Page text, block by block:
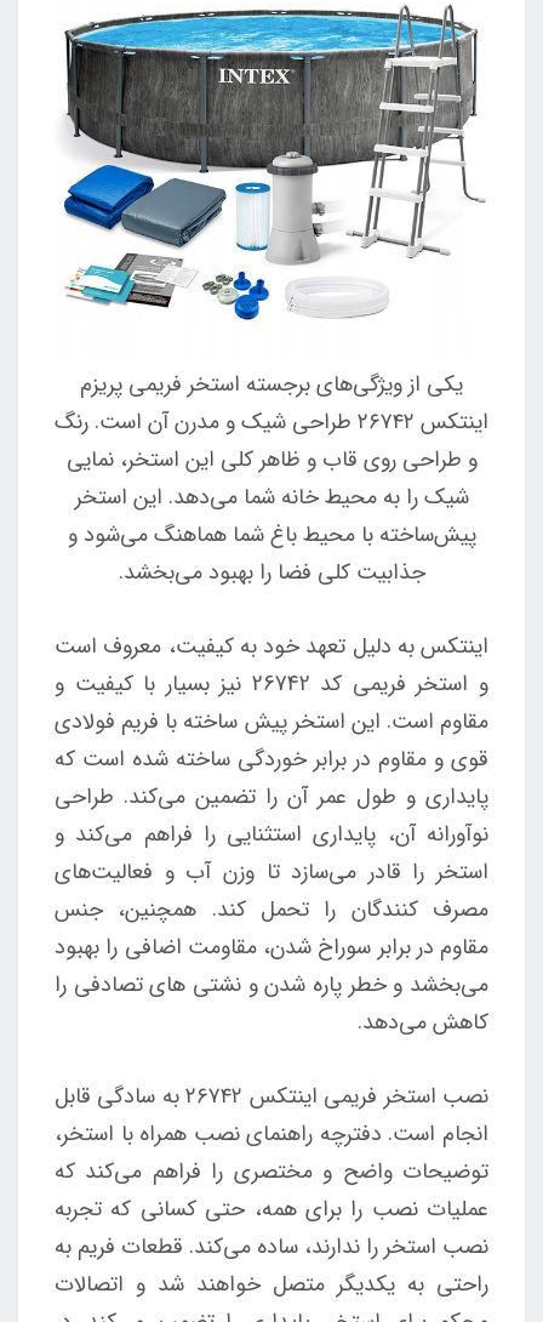
یکی از ویژگی‌های برجسته استخر فریمی پریزم
اینتکس ۲۶۷۴۲ طراحی شیک و مدرن آن است. رنگ
و طراحی روی قاب و ظاهر کلی این استخر، نمایی
شیک را به محیط خانه شما می‌دهد. این استخر
پیش‌ساخته با محیط باغ شما هماهنگ می‌شود و
جذابیت کلی فضا را بهبود می‌بخشد.
اینتکس به دلیل تعهد خود به کیفیت، معروف است
و استخر فریمی کد 26742 نیز بسیار با کیفیت و
مقاوم است. این استخر پیش ساخته با فریم فولادی
قوی و مقاوم در برابر خوردگی ساخته شده است که
پایداری و طول عمر آن را تضمین می‌کند. طراحی
نوآورانه آن، پایداری استثنایی را فراهم می‌کند و
استخر را قادر می‌سازد تا وزن آب و فعالیت‌های
مصرف کنندگان را تحمل کند. همچنین، جنس
مقاوم در برابر سوراخ شدن، مقاومت اضافی را بهبود
می‌بخشد و خطر پاره شدن و نشتی های تصادفی را
کاهش می‌دهد.
نصب استخر فریمی اینتکس ۲۶۷۴۲ به سادگی قابل
انجام است. دفترچه راهنمای نصب همراه با استخر،
توضیحات واضح و مختصری را فراهم می‌کند که
عملیات نصب را برای همه، حتی کسانی که تجربه
نصب استخر را ندارند، ساده می‌کند. قطعات فریم به
راحتی به یکدیگر متصل خواهند شد و اتصالات